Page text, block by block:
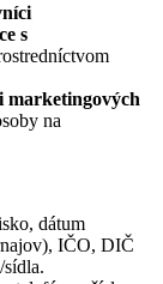
s
marketingových
na
dátum
IČO, DIČ